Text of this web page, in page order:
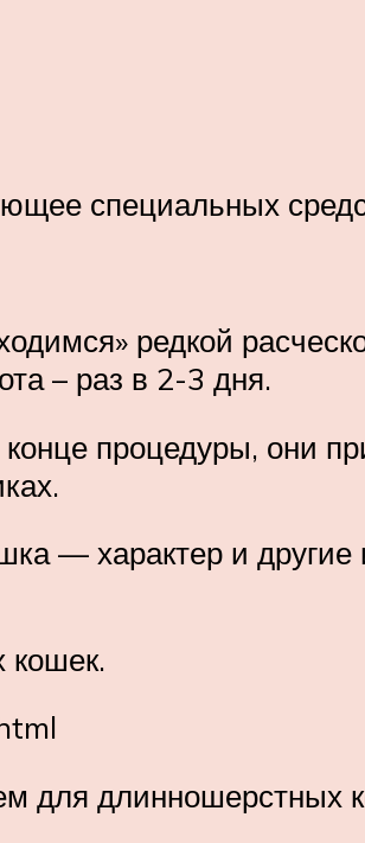
специальных
редкой
– раз в 2-3 дня.
процедуры, они
— характер и
кошек.
для длинношерстных